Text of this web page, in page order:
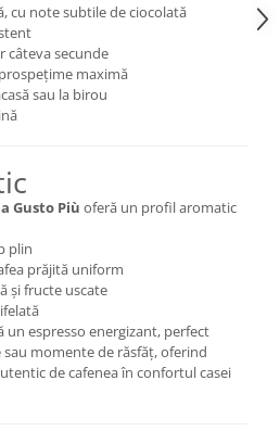
cu note subtile de ciocolată
câteva secunde
maximă
sau la birou
Gusto Più oferă un profil aromatic
plin
prăjită uniform
și fructe uscate
un espresso energizant, perfect
momente de răsfăț, oferind
de cafenea în confortul casei